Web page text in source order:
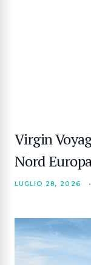
Virgin
Nord
LUGLIO 28, 2026 •